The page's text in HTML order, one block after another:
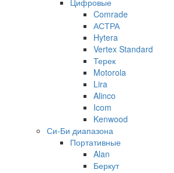
Comrade
АСТРА
Hytera
Vertex Standard
Терек
Motorola
Lira
Alinco
Icom
Kenwood
Си-Би диапазона
Портативные
Alan
Беркут